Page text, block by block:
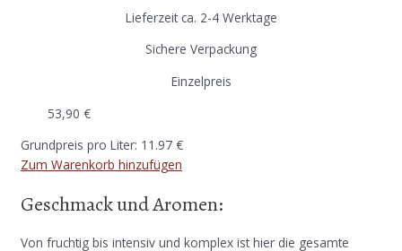
Lieferzeit ca. 2-4 Werktage
Sichere Verpackung
Einzelpreis
53,90 €
Grundpreis pro Liter: 11.97 €
Zum Warenkorb hinzufügen
Geschmack und Aromen:
Von fruchtig bis intensiv und komplex ist hier die gesamte